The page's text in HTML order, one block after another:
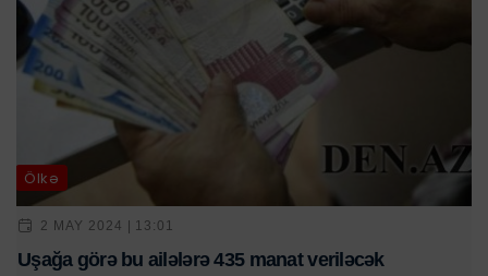
Ölkə
2 MAY 2024 | 13:01
Uşağa görə bu ailələrə 435 manat veriləcək